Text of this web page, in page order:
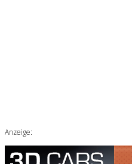
Anzeige: